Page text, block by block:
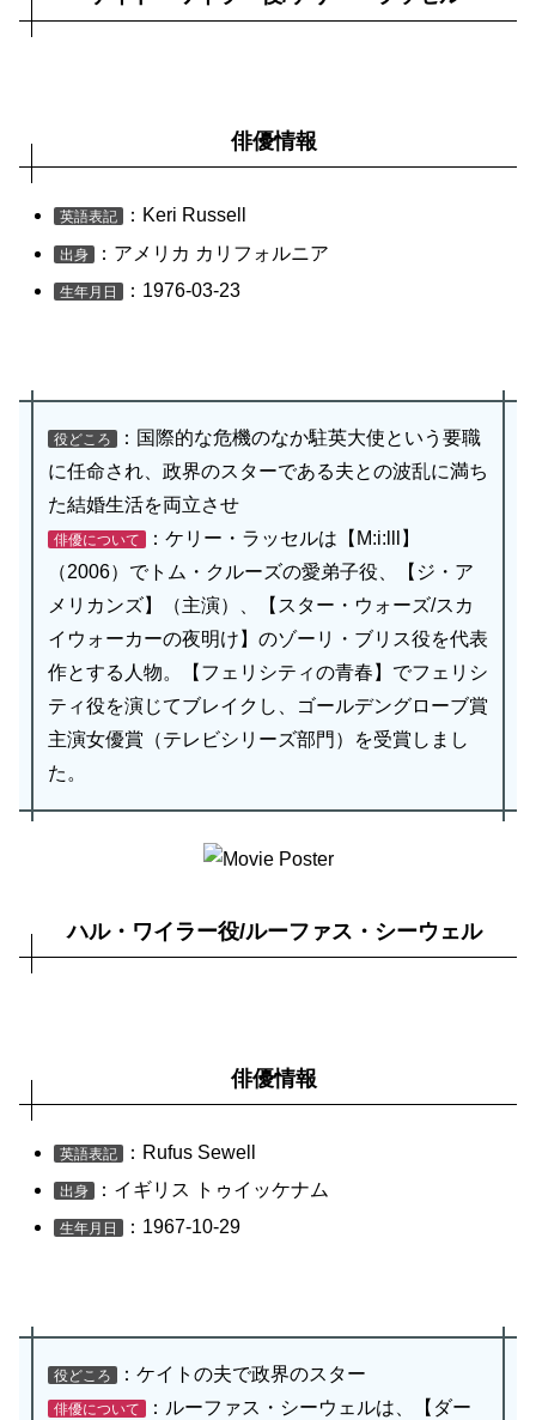
俳優情報
英語表記 ：Keri Russell
出身 ：アメリカ カリフォルニア
生年月日 ：1976-03-23
役どころ
：国際的な危機のなか駐英大使という要職
に任命され、政界のスターである夫との波乱に満ち
た結婚生活を両立させ
俳優について
：ケリー・ラッセルは【M:i:lll】
（2006）でトム・クルーズの愛弟子役、【ジ・ア
メリカンズ】（主演）、【スター・ウォーズ/スカ
イウォーカーの夜明け】のゾーリ・ブリス役を代表
作とする人物。【フェリシティの青春】でフェリシ
ティ役を演じてブレイクし、ゴールデングローブ賞
主演女優賞（テレビシリーズ部門）を受賞しまし
た。
ハル・ワイラー役/ルーファス・シーウェル
俳優情報
英語表記 ：Rufus Sewell
出身 ：イギリス トゥイッケナム
生年月日 ：1967-10-29
役どころ ：ケイトの夫で政界のスター
俳優について
：ルーファス・シーウェルは、【ダー